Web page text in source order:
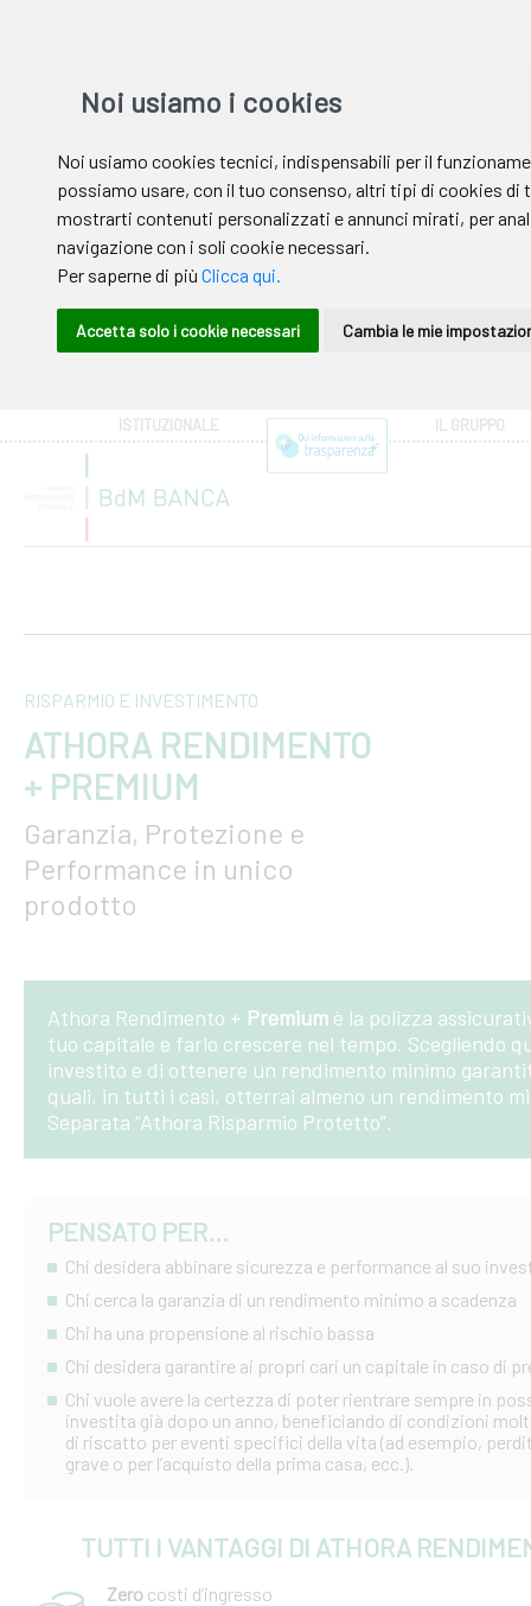
ISTITUZIONALE IL GRUPPO
RISPARMIO E INVESTIMENTO
ATHORA RENDIMENTO
+ PREMIUM
Garanzia, Protezione e
Performance in unico
prodotto
Athora Rendimento + Premium è la polizza
tuo capitale e farlo crescere nel tempo. Scegliendo
investito e di ottenere un rendimento minimo
quali, in tutti i casi, otterrai almeno un rendimento
Separata “Athora Risparmio Protetto”.
PENSATO PER...
Chi desidera abbinare sicurezza e performance al suo
Chi cerca la garanzia di un rendimento minimo a scadenza
Chi ha una propensione al rischio bassa
Chi desidera garantire ai propri cari un capitale in caso di
Chi vuole avere la certezza di poter rientrare sempre in
investita già dopo un anno, beneficiando di condizioni
di riscatto per eventi specifici della vita (ad esempio,
grave o per l’acquisto della prima casa, ecc.).
TUTTI I VANTAGGI DI ATHORA
Zero costi d’ingresso